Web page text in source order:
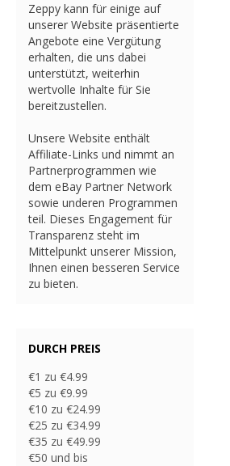
Zeppy kann für einige auf
unserer Website präsentierte
Angebote eine Vergütung
erhalten, die uns dabei
unterstützt, weiterhin
wertvolle Inhalte für Sie
bereitzustellen.
Unsere Website enthält
Affiliate-Links und nimmt an
Partnerprogrammen wie
dem eBay Partner Network
sowie underen Programmen
teil. Dieses Engagement für
Transparenz steht im
Mittelpunkt unserer Mission,
Ihnen einen besseren Service
zu bieten.
DURCH PREIS
€1 zu €4.99
€5 zu €9.99
€10 zu €24.99
€25 zu €34.99
€35 zu €49.99
€50 und bis